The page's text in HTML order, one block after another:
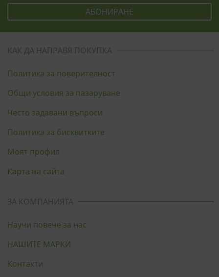
КАК ДА НАПРАВЯ ПОКУПКА
Политика за поверителност
Общи условия за пазаруване
Често задавани въпроси
Политика за бисквитките
Моят профил
Карта на сайта
ЗА КОМПАНИЯТА
Научи повече за нас
НАШИТЕ МАРКИ
Контакти